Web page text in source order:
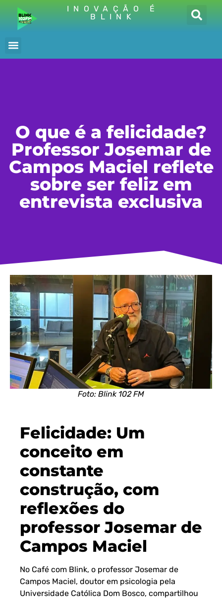
INOVAÇÃO É
BLINK
O que é a felicidade?
Professor Josemar de
Campos Maciel reflete
sobre ser feliz em
entrevista exclusiva
Foto: Blink 102 FM
Felicidade: Um
conceito em
constante
construção, com
reflexões do
professor Josemar de
Campos Maciel
No Café com Blink, o professor Josemar de
Campos Maciel, doutor em psicologia pela
Universidade Católica Dom Bosco, compartilhou